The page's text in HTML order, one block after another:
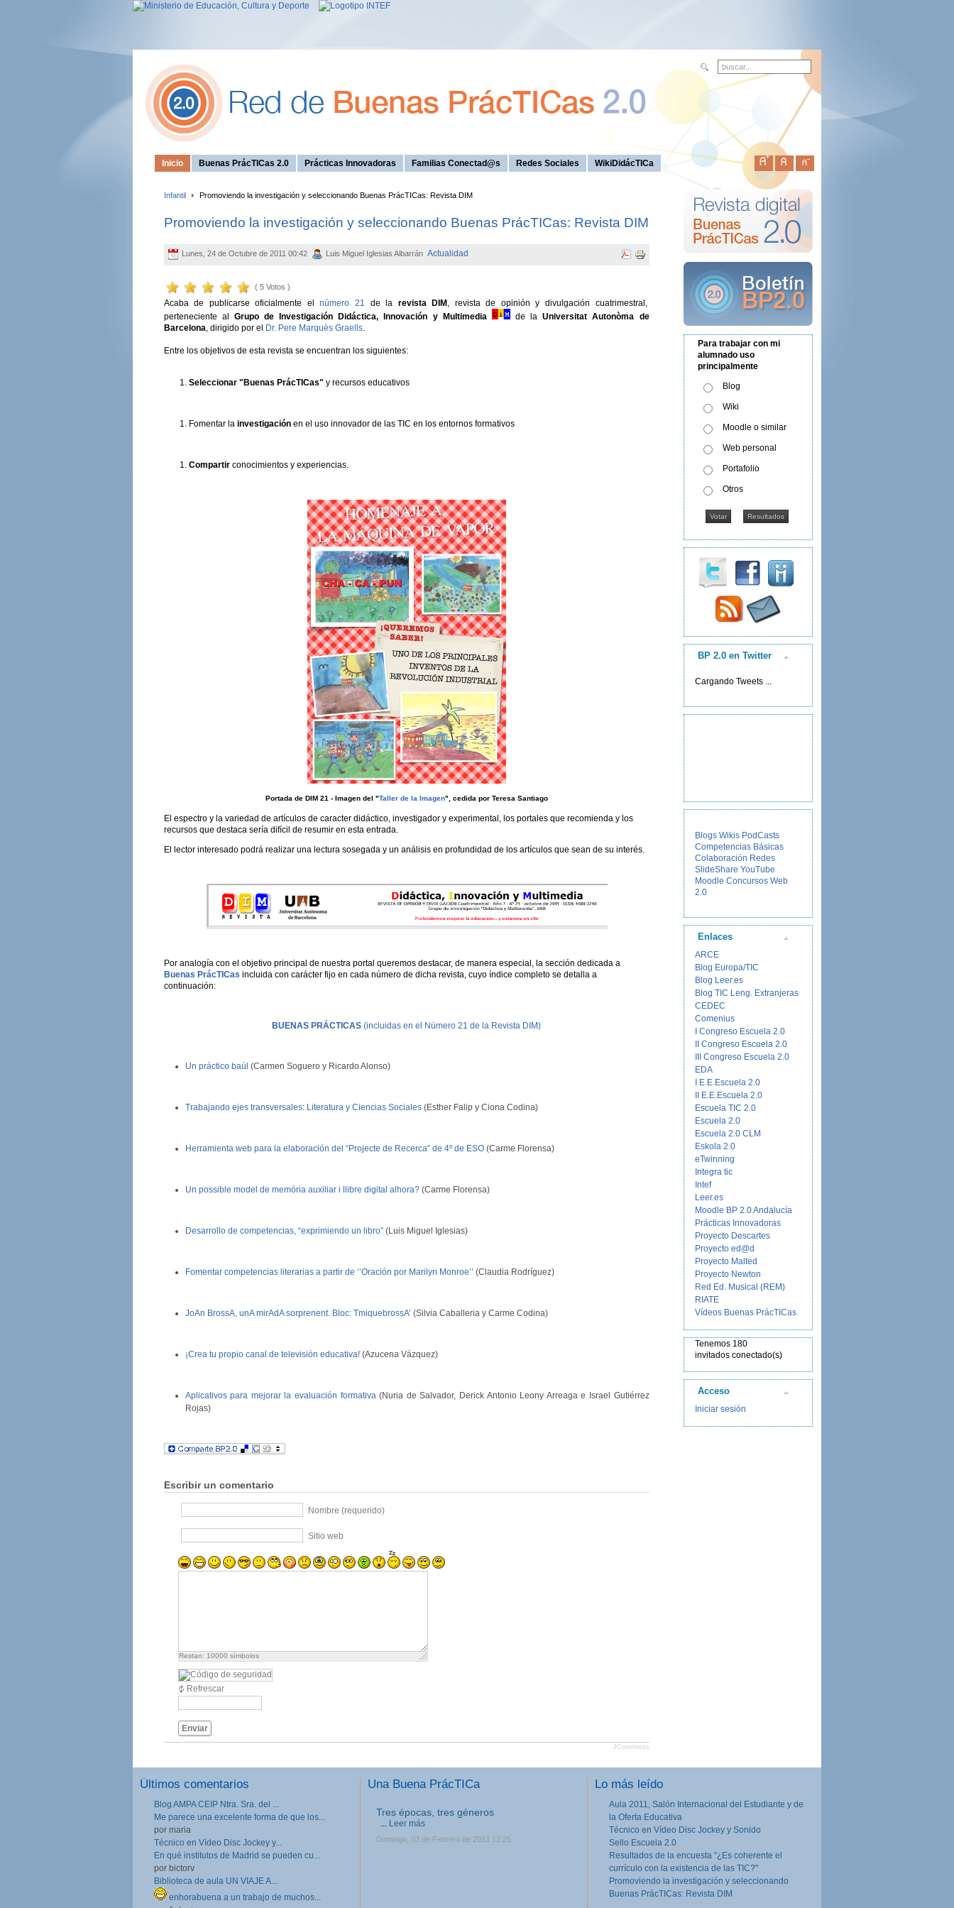
Inicio Buenas PrácTICas 2.0 Prácticas Innovadoras Familias Conectad@s Redes Sociales WikiDidácTICa
Infantil Promoviendo la investigación y seleccionando Buenas PrácTICas: Revista DIM
Promoviendo la investigación y seleccionando Buenas PrácTICas: Revista DIM
Lunes, 24 de Octubre de 2011 00:42 Luis Miguel Iglesias Albarrán Actualidad
( 5 Votos )
Acaba de publicarse oficialmente elnúmero 21 de la revista DIM , revista de opinión y divulgación cuatrimestral,
perteneciente al Grupo de Investigación Didáctica, Innovación y Multimedia de laUniversitat Autonòma de
Barcelona, dirigido por el Dr. Pere Marquès Graells.
Entre los objetivos de esta revista se encuentran los siguientes:
Seleccionar "Buenas PrácTICas" y recursos educativos
Fomentar la investigación en el uso innovador de las TIC en los entornos formativos
Compartir conocimientos y experiencias.
Portada de DIM 21 - Imagen del "Taller de la Imagen", cedida por Teresa Santiago
El espectro y la variedad de artículos de caracter didáctico, investigador y experimental, los portales que recomienda y los
recursos que destaca sería difícil de resumir en esta entrada.
El lector interesado podrá realizar una lectura sosegada y un análisis en profundidad de los artículos que sean de su interés.
Por analogía con el objetivo principal de nuestra portal queremos destacar, de manera especial, la sección dedicada a
Buenas PrácTICas incluida con carácter fijo en cada número de dicha revista, cuyo índice completo se detalla a
continuación:
BUENAS PRÁCTICAS(incluidas en el Número 21 de la Revista DIM)
Un práctico baúl (Carmen Soguero y Ricardo Alonso)
Trabajando ejes transversales: Literatura y Ciencias Sociales(Esther Falip y Ciona Codina)
Herramienta web para la elaboración del “Projecte de Recerca” de 4º de ESO(Carme Florensa)
Un possible model de memòria auxiliar i llibre digital alhora?(Carme Florensa)
Desarrollo de competencias, “exprimiendo un libro”(Luis Miguel Iglesias)
Fomentar competencias literarias a partir de ‘’Oración por Marilyn Monroe’’ (Claudia Rodríguez)
JoAn BrossA, unA mirAdA sorprenent. Bloc: TmiquebrossA’ (Silvia Caballeria y Carme Codina)
¡Crea tu propio canal de televisión educativa!(Azucena Vázquez)
Aplicativos para mejorar la evaluación formativa(Nuria de Salvador, Derick Antonio Leony Arreaga e Israel Gutiérrez
Rojas)
Escribir un comentario
Nombre (requerido)
Sitio web
Restan: 10000 símbolos
Refrescar
Enviar
JComments
Para trabajar con mi
alumnado uso
principalmente
Blog
Wiki
Moodle o similar
Web personal
Portafolio
Otros
BP 2.0 en Twitter
Cargando Tweets ...
Blogs Wikis PodCasts
Competencias Básicas
Colaboración Redes
SlideShare YouTube
Moodle Concursos Web
2.0
Enlaces
ARCE
Blog Europa/TIC
Blog Leer.es
Blog TIC Leng. Extranjeras
CEDEC
Comenius
I Congreso Escuela 2.0
II Congreso Escuela 2.0
III Congreso Escuela 2.0
EDA
I E.E.Escuela 2.0
II E.E.Escuela 2.0
Escuela TIC 2.0
Escuela 2.0
Escuela 2.0 CLM
Eskola 2.0
eTwinning
Integra tic
Intef
Leer.es
Moodle BP 2.0 Andalucía
Prácticas Innovadoras
Proyecto Descartes
Proyecto ed@d
Proyecto Malted
Proyecto Newton
Red Ed. Musical (REM)
RIATE
Vídeos Buenas PrácTICas
Tenemos 180
invitados conectado(s)
Acceso
Iniciar sesión
Últimos comentarios
Blog AMPA CEIP Ntra. Sra. del ...
Me parece una excelente forma de que los...
por maria
Técnico en Vídeo Disc Jockey y...
En qué institutos de Madrid se pueden cu...
por bictorv
Biblioteca de aula UN VIAJE A...
enhorabuena a un trabajo de muchos...
Una Buena PrácTICa
Tres épocas, tres géneros
Leer más
Domingo, 03 de Febrero de 2013 12:25
Lo más leído
Aula 2011, Salón Internacional del Estudiante y de
la Oferta Educativa
Técnico en Vídeo Disc Jockey y Sonido
Sello Escuela 2.0
Resultados de la encuesta "¿Es coherente el
currículo con la existencia de las TIC?"
Promoviendo la investigación y seleccionando
Buenas PrácTICas: Revista DIM